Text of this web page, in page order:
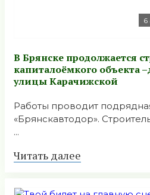
6
В Брянске продолжается
капиталоёмкого объекта
улицы Карачижской
Работы проводит
«Брянскавтодор».
...
Читать далее